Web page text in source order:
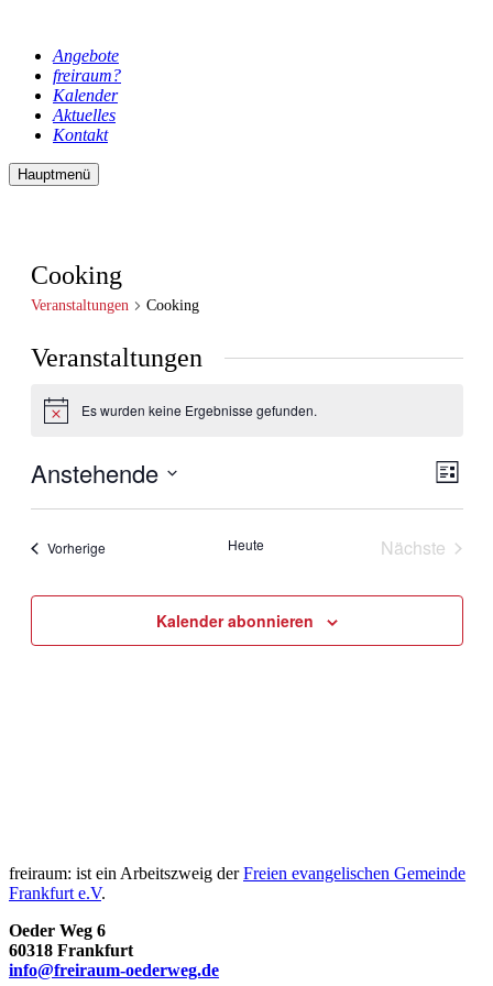
Angebote
freiraum?
Kalender
Aktuelles
Kontakt
Hauptmenü
Cooking
Veranstaltungen Cooking
Veranstaltungen
HinweisEs wurden keine Ergebnisse gefunden.
Liste
Anstehende
VorherigeVeranstaltungen Heute
Nächste
Kalender abonnieren
freiraum: ist ein Arbeitszweig derFreien evangelischen Gemeinde
Frankfurt e.V.
Oeder Weg 6
60318 Frankfurt
info@freiraum-oederweg.de